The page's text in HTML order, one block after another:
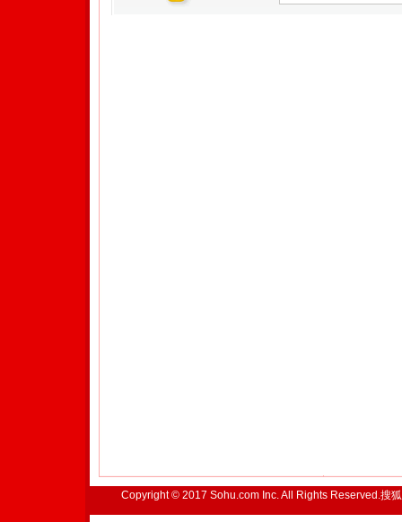
Copyright © 2017 Sohu.com Inc. All Rights Reserved.搜